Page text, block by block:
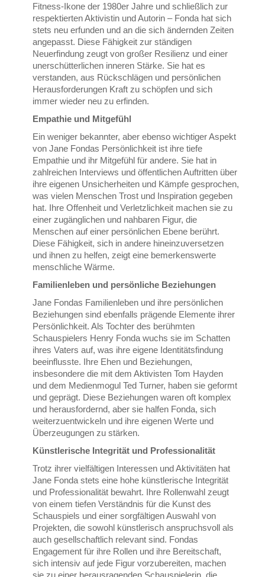
Fitness-Ikone der 1980er Jahre und schließlich zur
respektierten Aktivistin und Autorin – Fonda hat sich
stets neu erfunden und an die sich ändernden Zeiten
angepasst. Diese Fähigkeit zur ständigen
Neuerfindung zeugt von großer Resilienz und einer
unerschütterlichen inneren Stärke. Sie hat es
verstanden, aus Rückschlägen und persönlichen
Herausforderungen Kraft zu schöpfen und sich
immer wieder neu zu erfinden.
Empathie und Mitgefühl
Ein weniger bekannter, aber ebenso wichtiger Aspekt
von Jane Fondas Persönlichkeit ist ihre tiefe
Empathie und ihr Mitgefühl für andere. Sie hat in
zahlreichen Interviews und öffentlichen Auftritten über
ihre eigenen Unsicherheiten und Kämpfe gesprochen,
was vielen Menschen Trost und Inspiration gegeben
hat. Ihre Offenheit und Verletzlichkeit machen sie zu
einer zugänglichen und nahbaren Figur, die
Menschen auf einer persönlichen Ebene berührt.
Diese Fähigkeit, sich in andere hineinzuversetzen
und ihnen zu helfen, zeigt eine bemerkenswerte
menschliche Wärme.
Familienleben und persönliche Beziehungen
Jane Fondas Familienleben und ihre persönlichen
Beziehungen sind ebenfalls prägende Elemente ihrer
Persönlichkeit. Als Tochter des berühmten
Schauspielers Henry Fonda wuchs sie im Schatten
ihres Vaters auf, was ihre eigene Identitätsfindung
beeinflusste. Ihre Ehen und Beziehungen,
insbesondere die mit dem Aktivisten Tom Hayden
und dem Medienmogul Ted Turner, haben sie geformt
und geprägt. Diese Beziehungen waren oft komplex
und herausfordernd, aber sie halfen Fonda, sich
weiterzuentwickeln und ihre eigenen Werte und
Überzeugungen zu stärken.
Künstlerische Integrität und Professionalität
Trotz ihrer vielfältigen Interessen und Aktivitäten hat
Jane Fonda stets eine hohe künstlerische Integrität
und Professionalität bewahrt. Ihre Rollenwahl zeugt
von einem tiefen Verständnis für die Kunst des
Schauspiels und einer sorgfältigen Auswahl von
Projekten, die sowohl künstlerisch anspruchsvoll als
auch gesellschaftlich relevant sind. Fondas
Engagement für ihre Rollen und ihre Bereitschaft,
sich intensiv auf jede Figur vorzubereiten, machen
sie zu einer herausragenden Schauspielerin, die